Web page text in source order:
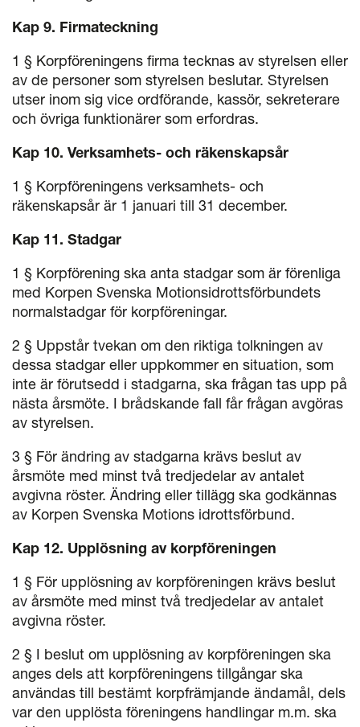
Kap 9. Firmateckning
1 § Korpföreningens firma tecknas av styrelsen eller
av de personer som styrelsen beslutar. Styrelsen
utser inom sig vice ordförande, kassör, sekreterare
och övriga funktionärer som erfordras.
Kap 10. Verksamhets- och räkenskapsår
1 § Korpföreningens verksamhets- och
räkenskapsår är 1 januari till 31 december.
Kap 11. Stadgar
1 § Korpförening ska anta stadgar som är förenliga
med Korpen Svenska Motions­idrottsförbundets
normalstadgar för korpföreningar.
2 § Uppstår tvekan om den riktiga tolkningen av
dessa stadgar eller uppkommer en situation, som
inte är förutsedd i stadgarna, ska frågan tas upp på
nästa årsmöte. I brådskande fall får frågan avgöras
av styrelsen.
3 § För ändring av stadgarna krävs beslut av
årsmöte med minst två tredjedelar av antalet
avgivna röster. Ändring eller tillägg ska godkännas
av Korpen Svenska Motions idrottsförbund.
Kap 12. Upplösning av korpföreningen
1 § För upplösning av korpföreningen krävs beslut
av årsmöte med minst två tredjedelar av antalet
avgivna röster.
2 § I beslut om upplösning av korpföreningen ska
anges dels att korpföreningens tillgångar ska
användas till bestämt korpfrämjande ändamål, dels
var den upplösta föreningens handlingar m.m. ska